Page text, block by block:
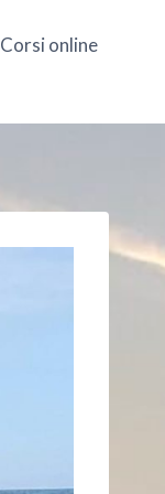
Corsi online